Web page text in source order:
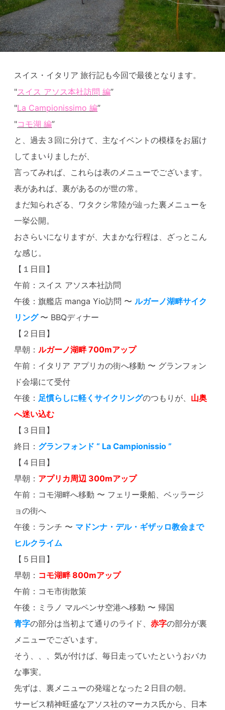
スイス・イタリア 旅行記も今回で最後となります。
"スイス アソス本社訪問 編”
"La Campionissimo 編”
"コモ湖 編”
と、過去３回に分けて、主なイベントの模様をお届け
してまいりましたが、
言ってみれば、これらは表のメニューでございます。
表があれば、裏があるのが世の常。
まだ知られざる、ワタクシ常陸が辿った裏メニューを
一挙公開。
おさらいになりますが、大まかな行程は、ざっとこん
な感じ。
【１日目】
午前：スイス アソス本社訪問
午後：旗艦店 manga Yio訪問 〜 ルガーノ湖畔サイク
リング 〜 BBQディナー
【２日目】
早朝： ルガーノ湖畔 700mアップ
午前：イタリア アプリカの街へ移動 〜 グランフォン
ド会場にて受付
午後： 足慣らしに軽くサイクリングのつもりが、 山奥
へ迷い込む
【３日目】
終日： グランフォンド “ La Campionissio ”
【４日目】
早朝： アプリカ周辺 300mアップ
午前：コモ湖畔へ移動 〜 フェリー乗船、ベッラージ
ョの街へ
午後：ランチ 〜 マドンナ・デル・ギザッロ教会まで
ヒルクライム
【５日目】
早朝： コモ湖畔 800mアップ
午前：コモ市街散策
午後：ミラノ マルペンサ空港へ移動 〜 帰国
青字の部分は当初よて通りのライド、 赤字の部分が裏
メニューでございます。
そう、、、気が付けば、毎日走っていたというおバカ
な事実。
先ずは、裏メニューの発端となった２日目の朝。
サービス精神旺盛なアソス社のマーカス氏から、日本